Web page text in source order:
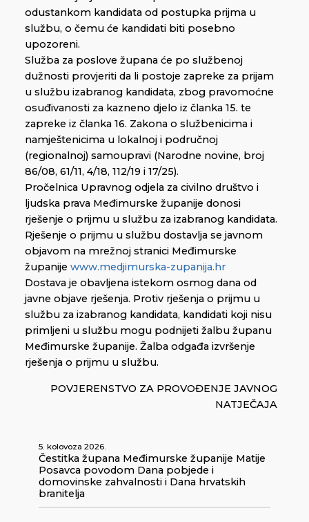
odustankom kandidata od postupka prijma u
službu, o čemu će kandidati biti posebno
upozoreni.
Služba za poslove župana će po službenoj
dužnosti provjeriti da li postoje zapreke za prijam
u službu izabranog kandidata, zbog pravomoćne
osuđivanosti za kazneno djelo iz članka 15. te
zapreke iz članka 16. Zakona o službenicima i
namještenicima u lokalnoj i područnoj
(regionalnoj) samoupravi (Narodne novine, broj
86/08, 61/11, 4/18, 112/19 i 17/25).
Pročelnica Upravnog odjela za civilno društvo i
ljudska prava Međimurske županije donosi
rješenje o prijmu u službu za izabranog kandidata.
Rješenje o prijmu u službu dostavlja se javnom
objavom na mrežnoj stranici Međimurske
županije www.medjimurska-zupanija.hr
Dostava je obavljena istekom osmog dana od
javne objave rješenja. Protiv rješenja o prijmu u
službu za izabranog kandidata, kandidati koji nisu
primljeni u službu mogu podnijeti žalbu županu
Međimurske županije. Žalba odgađa izvršenje
rješenja o prijmu u službu.
POVJERENSTVO ZA PROVOĐENJE JAVNOG
NATJEČAJA
5. kolovoza 2026.
Čestitka župana Međimurske županije Matije
Posavca povodom Dana pobjede i
domovinske zahvalnosti i Dana hrvatskih
branitelja